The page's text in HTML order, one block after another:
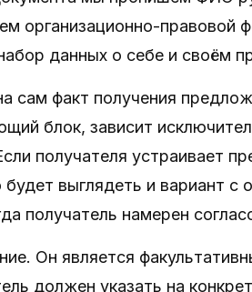
организационно-
данных о себе и своём
сам факт получения
блок, зависит
получателя устраивает
будет выглядеть и вариант
получатель намерен
Он является
должен указать на